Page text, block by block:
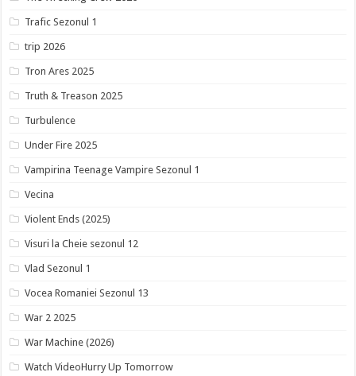
Trafic Sezonul 1
trip 2026
Tron Ares 2025
Truth & Treason 2025
Turbulence
Under Fire 2025
Vampirina Teenage Vampire Sezonul 1
Vecina
Violent Ends (2025)
Visuri la Cheie sezonul 12
Vlad Sezonul 1
Vocea Romaniei Sezonul 13
War 2 2025
War Machine (2026)
Watch VideoHurry Up Tomorrow